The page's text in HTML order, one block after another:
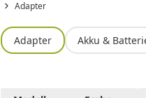
Adapter
Adapter Akku &